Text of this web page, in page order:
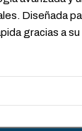
Diseñada
gracias a